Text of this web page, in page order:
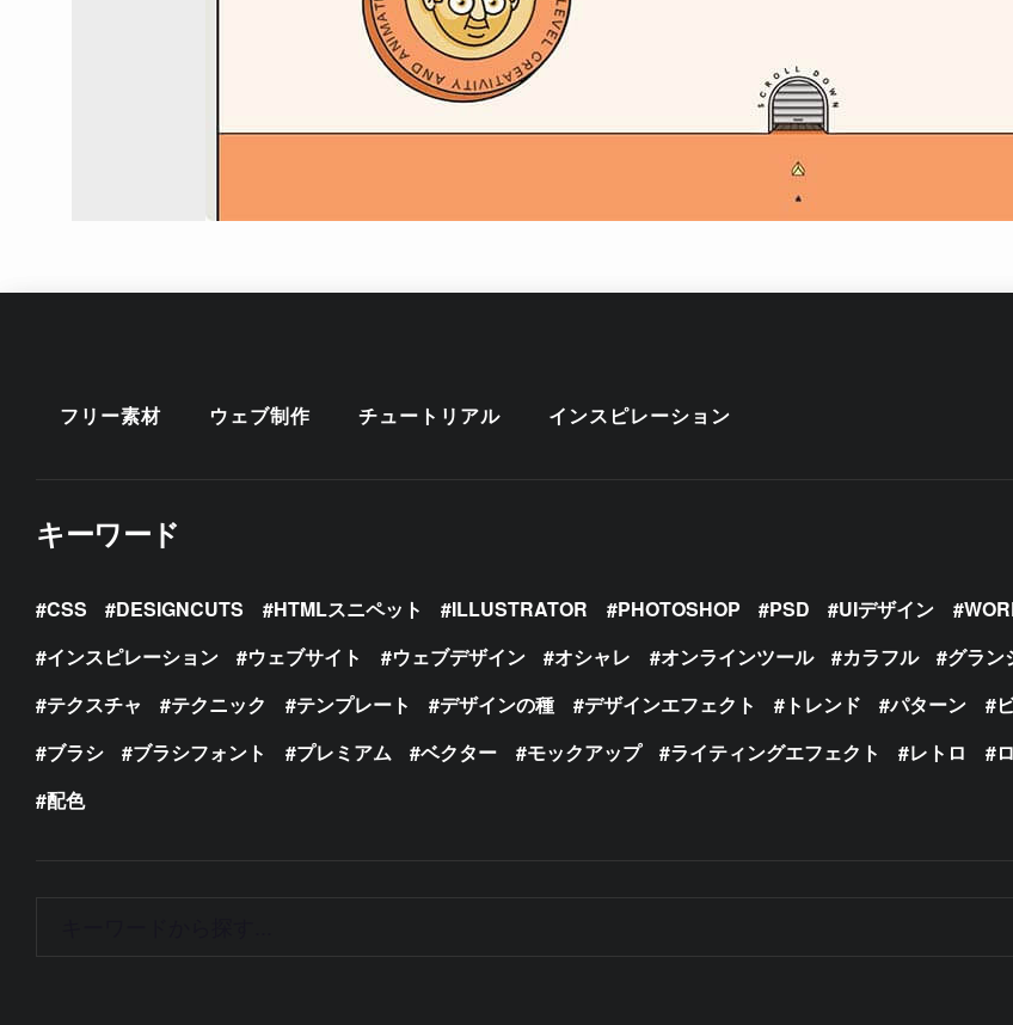
フリー素材 ウェブ制作 チュートリアル インスピレーション
キーワード
CSS DESIGNCUTS HTMLスニペット ILLUSTRATOR PHOTOSHOP PSD UIデザイン
インスピレーション
ウェブサイト ウェブデザイン オシャレ オンラインツール カラフル グラン
テクスチャ
テクニック テンプレート デザインの種 デザインエフェクト トレンド パターン
ブラシ
ブラシフォント プレミアム ベクター モックアップ ライティングエフェクト レトロ
配色